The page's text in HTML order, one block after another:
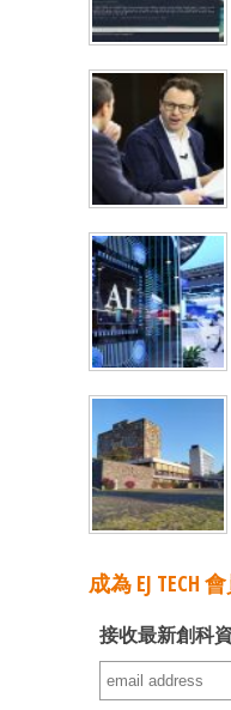
成為 EJ TECH
接收最新創科